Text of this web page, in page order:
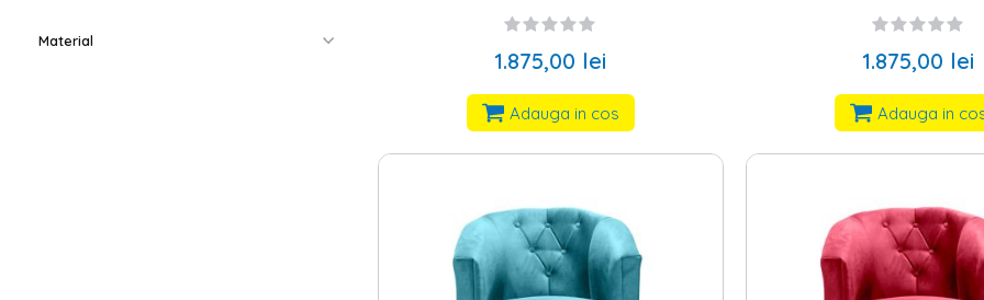
1.875,00 lei
Adauga in cos
1.875,00 lei
Adauga in
Material